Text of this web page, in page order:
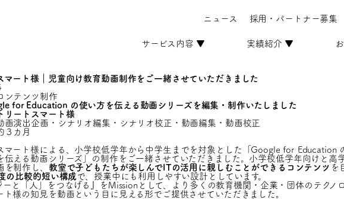
ニュース 採用・パートナー募集
サービス内容 ▼ 実績紹介 ▼
マート様｜児童向け教育動画制作をご一緒させていただきました
ンテンツ制作
for Education の使い方を伝える動画シリーズを編集・制作いたしました
リートスマート様
出企画・シナリオ編集・シナリオ校正・動画編集・動画校正
３カ月
マート様による、小学校低学年から中学生までを対象とした「Google for Education
伝える動画シリーズ」の制作をご一緒させていただきました。小学校低学年向けと高
を制作し、 教室で子どもたちが楽しんでITの活用に親しむことができるコンテンツ を
の比較的短い構成で、授業中にも利用しやすい設計としています。
ーと「人」をつなげる』をMissionとして、より多くの教育機関・企業・団体のテク
ト様の知見を動画という目に見える形でご提供させていただきました。